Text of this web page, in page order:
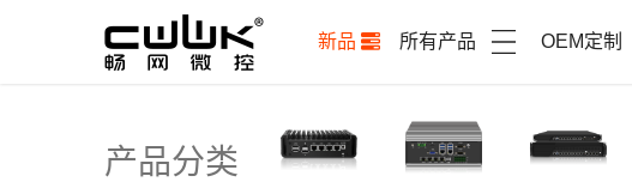
新品 所有产品 OEM定制
产品分类